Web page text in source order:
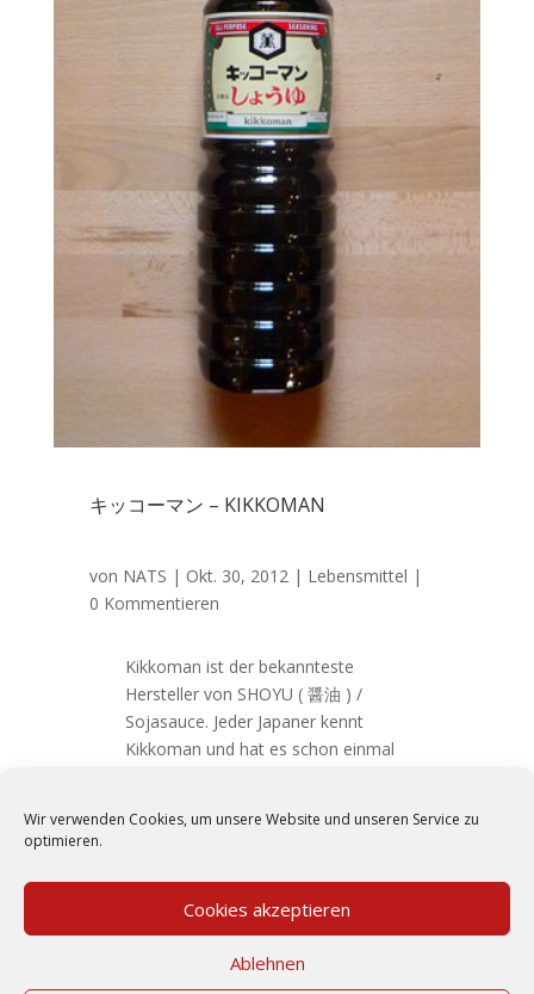
Wir verwenden Cookies, um unsere Website und unseren Service zu
optimieren.
Cookies akzeptieren
Ablehnen
キッコーマン – KIKKOMAN
von NATS | Okt. 30, 2012| Lebensmittel |
0 Kommentieren
Kikkoman ist der bekannteste
Hersteller von SHOYU ( 醤油 ) /
Sojasauce. Jeder Japaner kennt
Kikkoman und hat es schon einmal
Familie in Japan. 歴史 Geschichte
Kikkomans in Noda an....